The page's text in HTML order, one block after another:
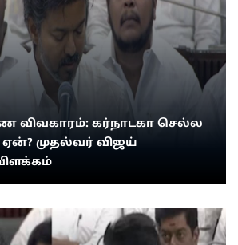
விவகாரம்: கர்நாடகா செல்ல
ஏன்? முதல்வர் விஜய்